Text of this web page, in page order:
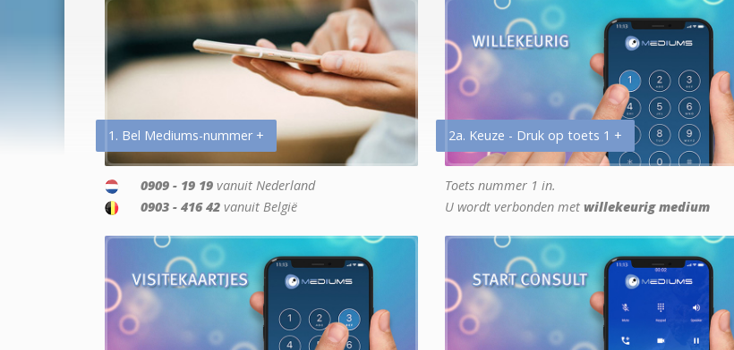
1. Bel Mediums-nummer +
0909 - 19 19 vanuit Nederland
0903 - 416 42 vanuit België
2a. Keuze - Druk op toets 1 +
Toets nummer 1 in.
U wordt verbonden met willekeurig medium